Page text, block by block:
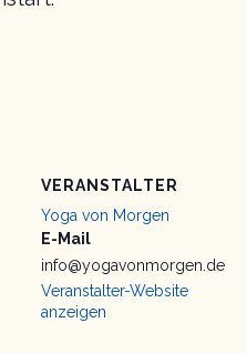
VERANSTALTER
Yoga von Morgen
E-Mail
info@yogavonmorgen.de
Veranstalter-Website
anzeigen